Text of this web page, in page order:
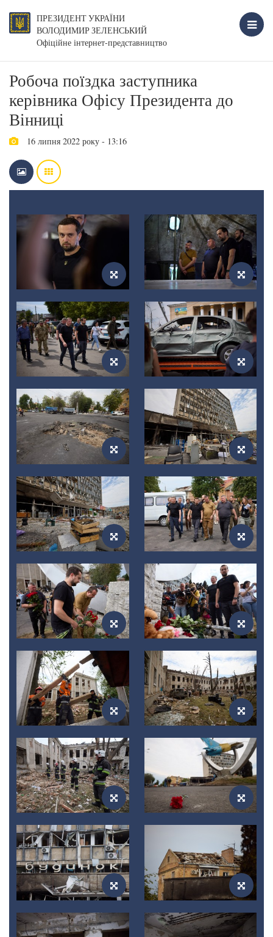
ПРЕЗИДЕНТ УКРАЇНИ
ВОЛОДИМИР ЗЕЛЕНСЬКИЙ
Офіційне інтернет-представництво
Робоча поїздка заступника
керівника Офісу Президента до
Вінниці
16 липня 2022 року - 13:16